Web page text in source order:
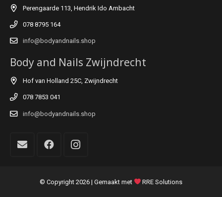
Perengaarde 113, Hendrik Ido Ambacht
078 8795 164
info@bodyandnails.shop
Body and Nails Zwijndrecht
Hof van Holland 25C, Zwijndrecht
078 7853 041
info@bodyandnails.shop
© Copyright 2026 | Gemaakt met RRE Solutions